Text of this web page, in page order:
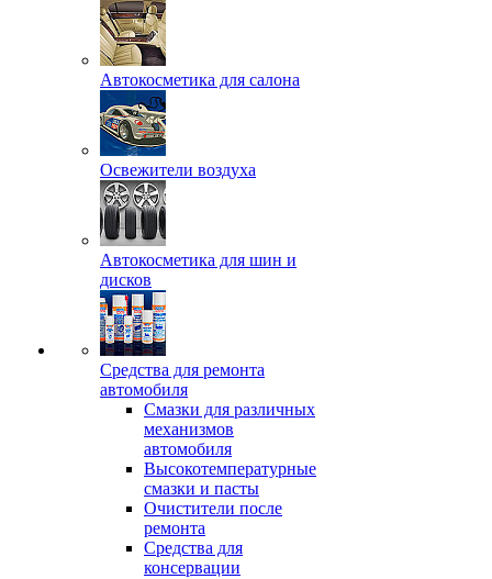
Автокосметика для салона
Освежители воздуха
Автокосметика для шин и
дисков
Средства для ремонта
автомобиля
Смазки для различных
механизмов
автомобиля
Высокотемпературные
смазки и пасты
Очистители после
ремонта
Средства для
консервации